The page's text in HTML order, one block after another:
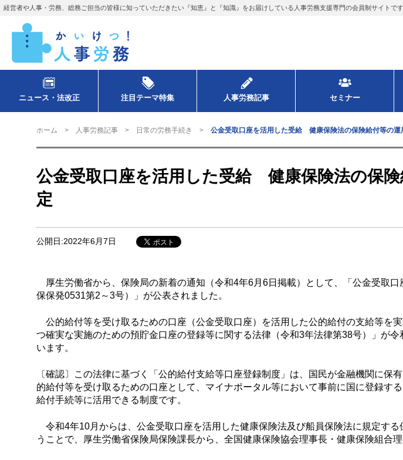
経営者や人事・労務、総務ご担当の皆様に知っていただきたい『知恵』と『知識』をお届けしている人事労務支援専門の会員制サイトです
ニュース・法改正 注目テーマ特集 人事労務記事 セミナー
ホーム 人事労務記事 日常の労務手続き 公金受取口座を活用した受給 健康保険法の保険給付等の運
公金受取口座を活用した受給 健康保険法の保
定
公開日:2022年6月7日
厚生労働省から、保険局の新着の通知（令和4年6月6日掲載）として、「公金受取
保保発0531第2～3号）」が公表されました。
公的給付等を受け取るための口座（公金受取口座）を活用した公的給付の支給等を
つ確実な実施のための預貯金口座の登録等に関する法律（令和3年法律第38号）」が
います。
〔確認〕この法律に基づく「公的給付支給等口座登録制度」は、国民が金融機関に保
的給付等を受け取るための口座として、マイナポータル等において事前に国に登録す
給付手続等に活用できる制度です。
令和4年10月からは、公金受取口座を活用した健康保険法及び船員保険法に規定す
うことで、厚生労働省保険局保険課長から、全国健康保険協会理事長・健康保険組合